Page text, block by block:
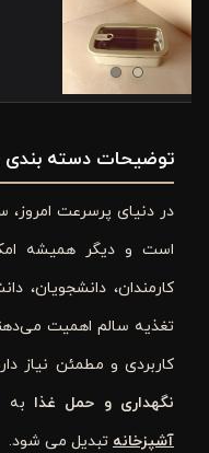
توضیحات دسته بندی
در دنیای پرسرعت امروز،
است و دیگر همیشه
کارمندان، دانشجویان،
تغذیه سالم اهمیت
کاربردی و مطمئن نیاز
نگهداری و حمل غذا به
آشپزخانه تبدیل می شود.